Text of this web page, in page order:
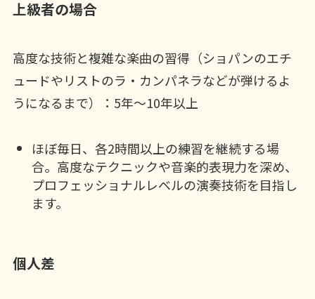
上級者の場合
高度な技術と複雑な楽曲の習得（ショパンのエチ
ュードやリストのラ・カンパネラなどが弾けるよ
うになるまで）：5年〜10年以上
ほぼ毎日、各2時間以上の練習を継続する場
合。高度なテクニックや音楽的表現力を深め、
プロフェッショナルレベルの演奏技術を目指し
ます。
個人差